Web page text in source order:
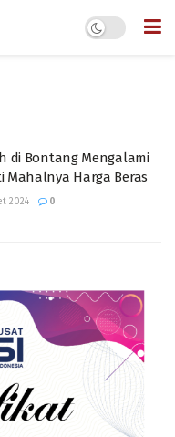
di Bontang Mengalami
Mahalnya Harga Beras
2024 0